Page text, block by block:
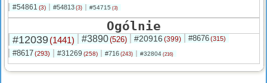
#54861 (3) #54813 (3) #54715 (3)
Ogólnie
#12039(1441) #3890(526) #20916 (399) #8676(315)
#8617(293) #31269 (258) #716 (243) #32804 (216)